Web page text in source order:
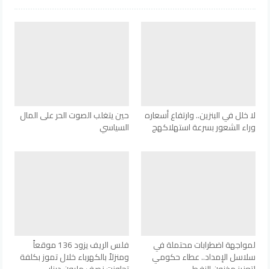
لا خلل في البنزين.. وارتفاع أسعاره
وراء الشعور بسرعة استهلاكهج
حين يتغلب الصوت الحر على المال
السياسي
لمواجهة اضطرابات محتملة في
سلاسل الإمداد.. عطاء حكومي
فلس الريف يزود 136 موقعاً
ومنزلاً بالكهرباء خلال تموز بكلفة